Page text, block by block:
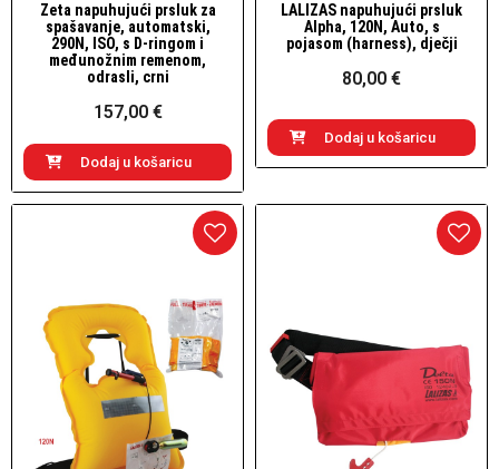
Brzi pogled
Zeta napuhujući prsluk za
spašavanje, automatski,
290N, ISO, s D-ringom i
međunožnim remenom,
odrasli, crni
157,00 €
Dodaj u košaricu
Brzi pogled
LALIZAS napuhujući prsluk
Alpha, 120N, Auto, s
pojasom (harness), dječji
80,00 €
Dodaj u košaricu